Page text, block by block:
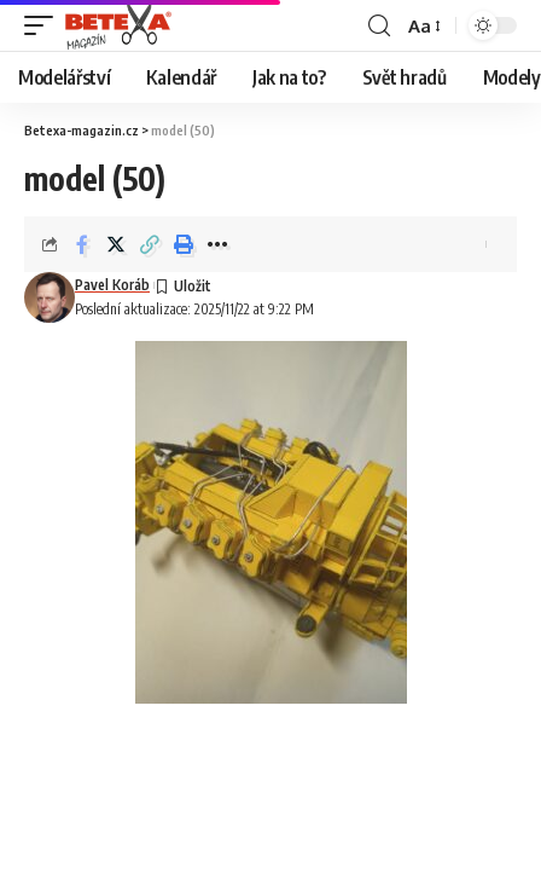
Aa
Modelářství Kalendář Jak na to? Svět hradů
Betexa-magazin.cz >model (50)
model (50)
Poslední aktualizace: 2025/11/22 at 9:22 PM
Pavel Koráb